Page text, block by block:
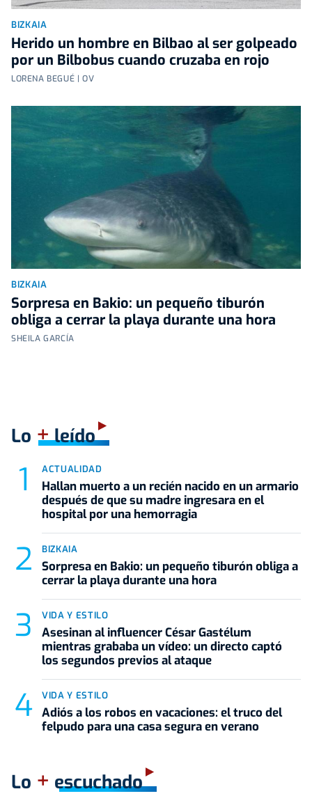
BIZKAIA
Herido un hombre en Bilbao al ser golpeado
por un Bilbobus cuando cruzaba en rojo
LORENA BEGUÉ | OV
BIZKAIA
Sorpresa en Bakio: un pequeño tiburón
obliga a cerrar la playa durante una hora
SHEILA GARCÍA
Lo +leído
ACTUALIDAD
Hallan muerto a un recién nacido en un armario
después de que su madre ingresara en el
hospital por una hemorragia
BIZKAIA
Sorpresa en Bakio: un pequeño tiburón obliga a
cerrar la playa durante una hora
VIDA Y ESTILO
Asesinan al influencer César Gastélum
mientras grababa un vídeo: un directo captó
los segundos previos al ataque
VIDA Y ESTILO
Adiós a los robos en vacaciones: el truco del
felpudo para una casa segura en verano
Lo + escuchado